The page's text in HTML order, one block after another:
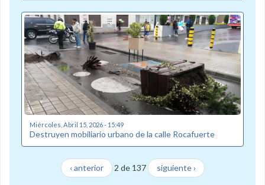
Miércoles, Abril 15, 2026 - 15:49
Destruyen mobiliario urbano de la calle Rocafuerte
‹ anterior 2 de 137 siguiente ›